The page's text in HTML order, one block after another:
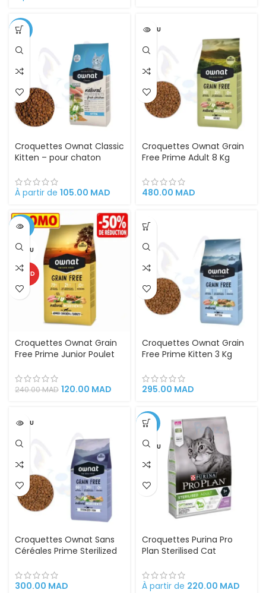
-9%
Croquettes Ownat Classic
Kitten – pour chaton
adaptée
À partir de 105.00 MAD
VENDU
Croquettes Ownat Grain
Free Prime Adult 8 Kg
digestif et articulaire
480.00 MAD
-50%
VENDU
CHAUD
Croquettes Ownat Grain
Free Prime Junior Poulet
alimentation naturelle
pour votre chiot (PROMO)
240.00MAD 120.00 MAD
Croquettes Ownat Grain
Free Prime Kitten 3 Kg
Chatons et Chattes en
Gestation
295.00 MAD
VENDU
Croquettes Ownat Sans
Céréales Prime Sterilized
Stérilisés Haute teneur en
protéines animales 3kg
300.00 MAD
-14%
VENDU
Croquettes Purina Pro
Plan Sterilised Cat
À partir de 220.00 MAD